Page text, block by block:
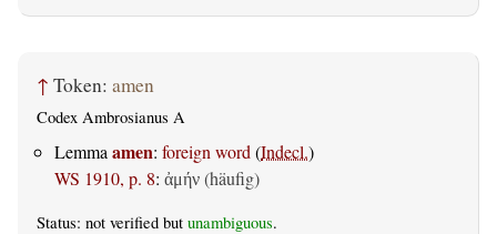
↑ Token: amen
Codex Ambrosianus A
Lemma amen: foreign word (Indecl.)
WS 1910, p. 8: ἀμήν (häufig)
Status: not verified but unambiguous.